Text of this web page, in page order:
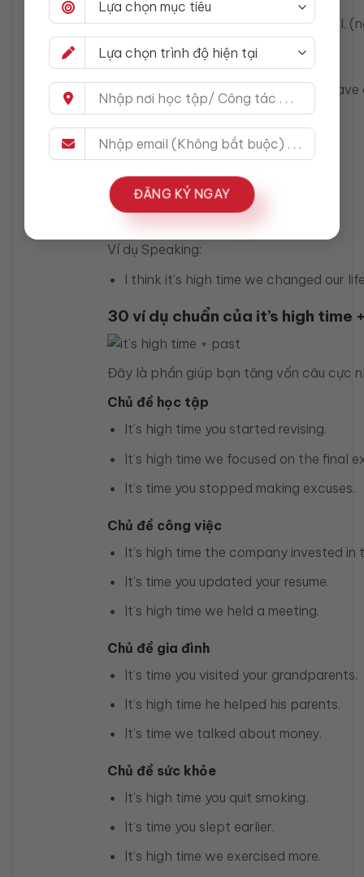
ĐĂNG KÝ NGAY
It’s high time you replied to my email.
Bạn nên viết:
Could you please reply when you
Trong IELTS Writing/Speaking
Dùng đúng ngữ cảnh sẽ “ăn điểm” vì:
thể hiện idiomatic usage
tự nhiên như native
Ví dụ Speaking:
I think it’s high time we changed our
30 ví dụ chuẩn của it’s high
Đây là phần giúp bạn tăng vốn câu cực
Chủ đề học tập
It’s high time you started revising.
It’s high time we focused on the final
It’s time you stopped making excuses.
Chủ đề công việc
It’s high time the company invested in
It’s time you updated your resume.
It’s high time we held a meeting.
Chủ đề gia đình
It’s time you visited your grandparents.
It’s high time he helped his parents.
It’s time we talked about money.
Chủ đề sức khỏe
It’s high time you quit smoking.
It’s time you slept earlier.
It’s high time we exercised more.